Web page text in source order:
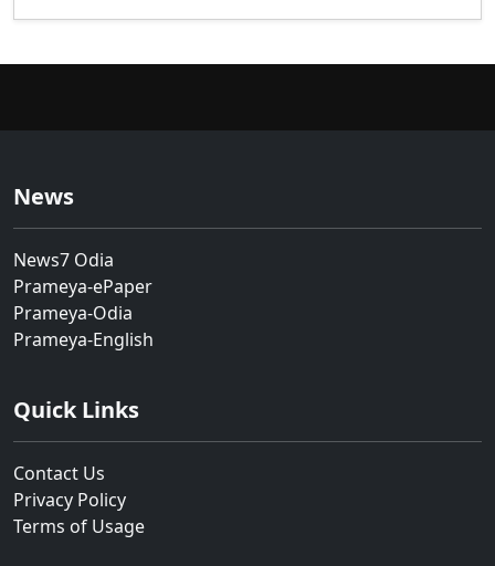
News
News7 Odia
Prameya-ePaper
Prameya-Odia
Prameya-English
Quick Links
Contact Us
Privacy Policy
Terms of Usage